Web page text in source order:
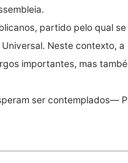
partido pelo qual se
Neste contexto, a
importantes, mas
ser contemplados—